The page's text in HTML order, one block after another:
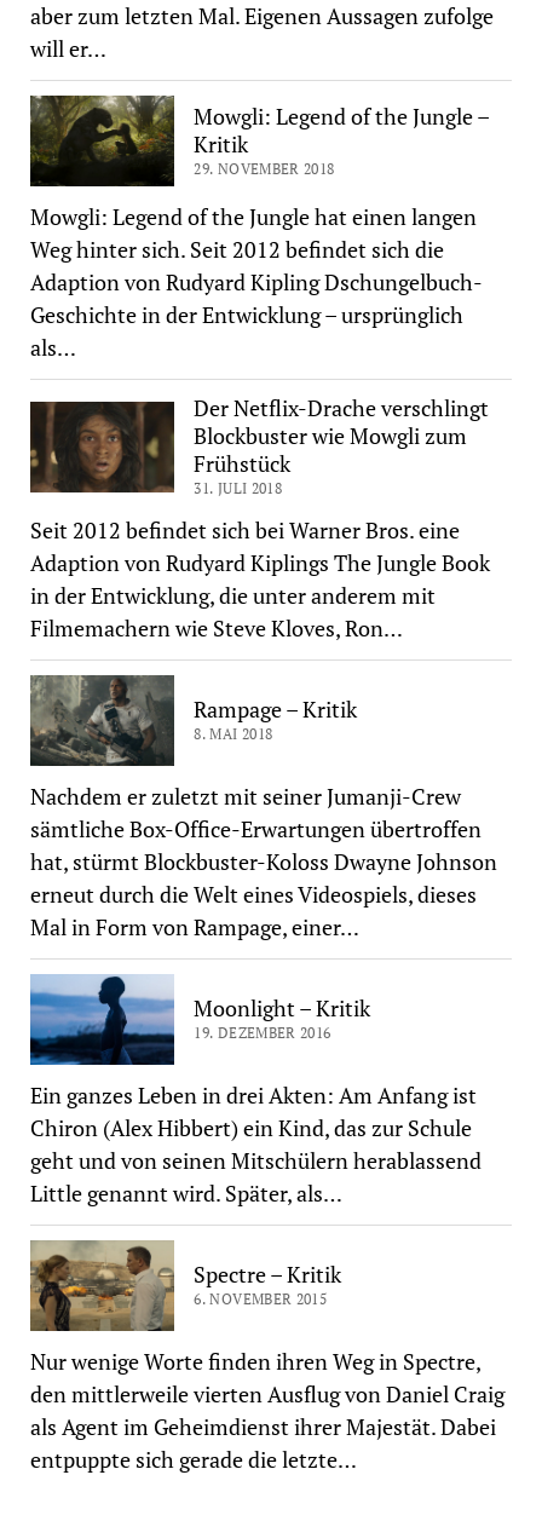
aber zum letzten Mal. Eigenen Aussagen zufolge
will er…
Mowgli: Legend of the Jungle –
Kritik
29. NOVEMBER 2018
Mowgli: Legend of the Jungle hat einen langen
Weg hinter sich. Seit 2012 befindet sich die
Adaption von Rudyard Kipling Dschungelbuch-
Geschichte in der Entwicklung – ursprünglich
als…
Der Netflix-Drache verschlingt
Blockbuster wie Mowgli zum
Frühstück
31. JULI 2018
Seit 2012 befindet sich bei Warner Bros. eine
Adaption von Rudyard Kiplings The Jungle Book
in der Entwicklung, die unter anderem mit
Filmemachern wie Steve Kloves, Ron…
Rampage – Kritik
8. MAI 2018
Nachdem er zuletzt mit seiner Jumanji-Crew
sämtliche Box-Office-Erwartungen übertroffen
hat, stürmt Blockbuster-Koloss Dwayne Johnson
erneut durch die Welt eines Videospiels, dieses
Mal in Form von Rampage, einer…
Moonlight – Kritik
19. DEZEMBER 2016
Ein ganzes Leben in drei Akten: Am Anfang ist
Chiron (Alex Hibbert) ein Kind, das zur Schule
geht und von seinen Mitschülern herablassend
Little genannt wird. Später, als…
Spectre – Kritik
6. NOVEMBER 2015
Nur wenige Worte finden ihren Weg in Spectre,
den mittlerweile vierten Ausflug von Daniel Craig
als Agent im Geheimdienst ihrer Majestät. Dabei
entpuppte sich gerade die letzte…